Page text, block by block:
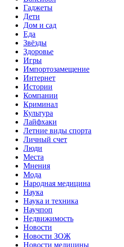
Гаджеты
Дети
Дом и сад
Еда
Звёзды
Здоровье
Игры
Импортозамещение
Интернет
Истории
Компании
Криминал
Культура
Лайфхаки
Летние виды спорта
Личный счет
Люди
Места
Мнения
Мода
Народная медицина
Наука
Наука и техника
Научпоп
Недвижимость
Новости
Новости ЗОЖ
Новости медицины